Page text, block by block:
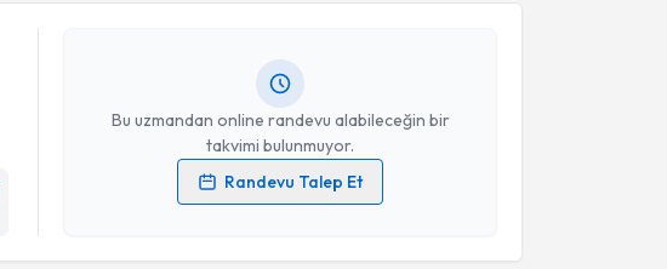
Bu uzmandan online randevu alabileceğin bir
takvimi bulunmuyor.
Randevu Talep Et
Kişisel verilerimin işlenmesine ilişkinAydınlatma Metni
işlenmesini kabul ediyorum.